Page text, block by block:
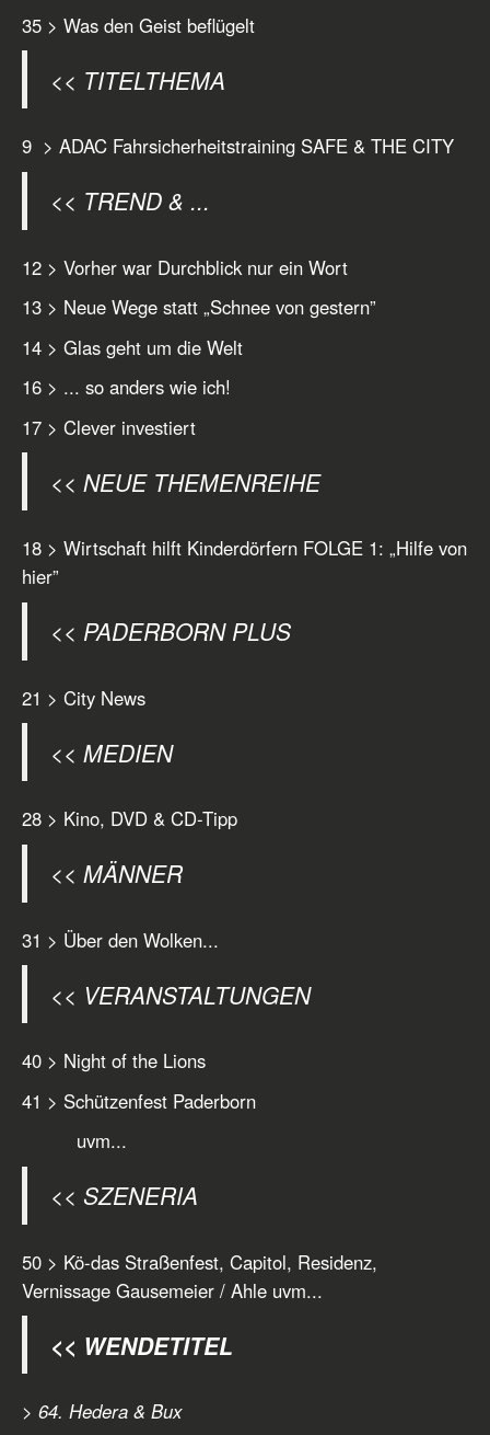
35 > Was den Geist beflügelt
<< TITELTHEMA
9 > ADAC Fahrsicherheitstraining SAFE & THE CITY
<< TREND & ...
12 > Vorher war Durchblick nur ein Wort
13 > Neue Wege statt „Schnee von gestern”
14 > Glas geht um die Welt
16 > ... so anders wie ich!
17 > Clever investiert
<< NEUE THEMENREIHE
18 > Wirtschaft hilft Kinderdörfern FOLGE 1: „Hilfe von
hier”
<< PADERBORN PLUS
21 > City News
<< MEDIEN
28 > Kino, DVD & CD-Tipp
<< MÄNNER
31 > Über den Wolken...
<< VERANSTALTUNGEN
40 > Night of the Lions
41 > Schützenfest Paderborn
uvm...
<< SZENERIA
50 > Kö-das Straßenfest, Capitol, Residenz,
Vernissage Gausemeier / Ahle uvm...
<< WENDETITEL
> 64. Hedera & Bux